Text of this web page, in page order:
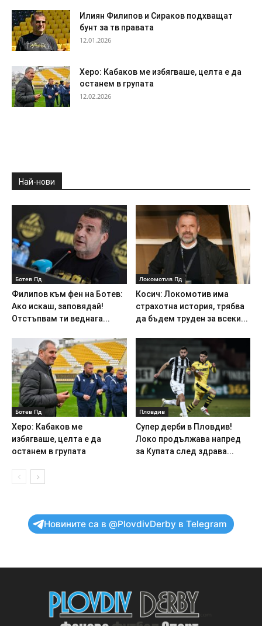
Илиян Филипов и Сираков подхващат
бунт за тв правата
12.01.2026
Херо: Кабаков ме избягваше, целта е да
останем в групата
12.02.2026
Най-нови
Ботев Пд
Филипов към фен на Ботев:
Ако искаш, заповядай!
Отстъпвам ти веднага...
Локомотив Пд
Косич: Локомотив има
страхотна история, трябва
да бъдем труден за всеки...
Ботев Пд
Херо: Кабаков ме
избягваше, целта е да
останем в групата
Пловдив
Супер дерби в Пловдив!
Локо продължава напред
за Купата след здрава...
Новините са в @PlovdivDerby в Telegram